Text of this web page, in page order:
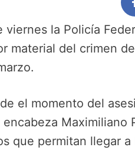
viernes la Policía
material del crimen
el momento del
encabeza Maximiliano
que permitan llegar